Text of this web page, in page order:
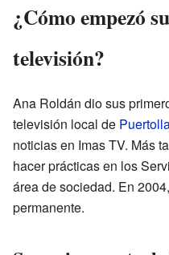
¿Cómo empezó
televisión?
Ana Roldán dio sus
televisión local de
noticias en Imas TV. Más
hacer prácticas en los
área de sociedad. En
permanente.